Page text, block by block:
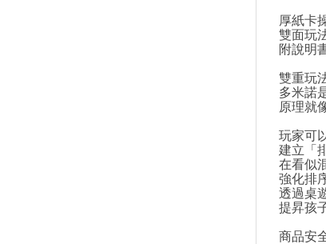
厚紙卡
雙面玩
附說明
雙重玩
多米諾
原理就
玩家可
建立「
在看似
強化排
透過桌
提昇孩
商品安